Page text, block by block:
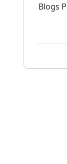
Blogs